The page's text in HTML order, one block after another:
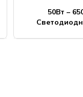
50Вт –